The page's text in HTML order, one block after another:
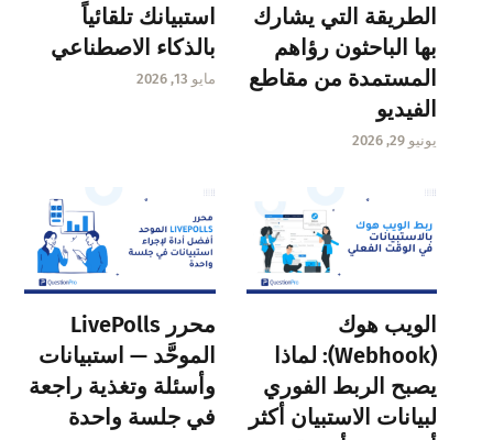
الطريقة التي يشارك
بها الباحثون رؤاهم
المستمدة من مقاطع
الفيديو
يونيو 29, 2026
استبيانك تلقائياً
بالذكاء الاصطناعي
مايو 13, 2026
الويب هوك
(Webhook): لماذا
يصبح الربط الفوري
لبيانات الاستبيان أكثر
محرر LivePolls
الموحَّد — استبيانات
وأسئلة وتغذية راجعة
في جلسة واحدة